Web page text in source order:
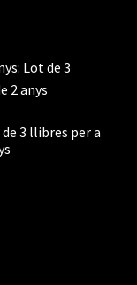
3 llibres per a